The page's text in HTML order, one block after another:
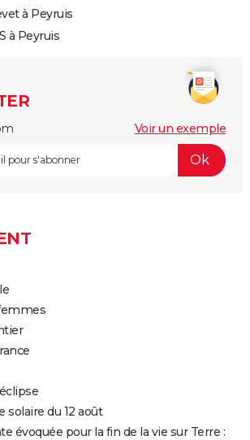
à Peyruis
à Peyruis
Voir un exemple
solaire du 12 août
évoquée pour la fin de la vie sur Terre :